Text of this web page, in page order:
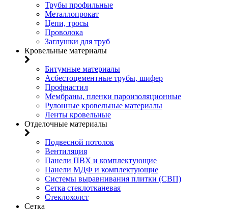
Трубы профильные
Металлопрокат
Цепи, тросы
Проволока
Заглушки для труб
Кровельные материалы
Битумные материалы
Асбестоцементные трубы, шифер
Профнастил
Мембраны, пленки пароизоляционные
Рулонные кровельные материалы
Ленты кровельные
Отделочные материалы
Подвесной потолок
Вентиляция
Панели ПВХ и комплектующие
Панели МДФ и комплектующие
Системы выравнивания плитки (СВП)
Сетка стеклотканевая
Стеклохолст
Сетка